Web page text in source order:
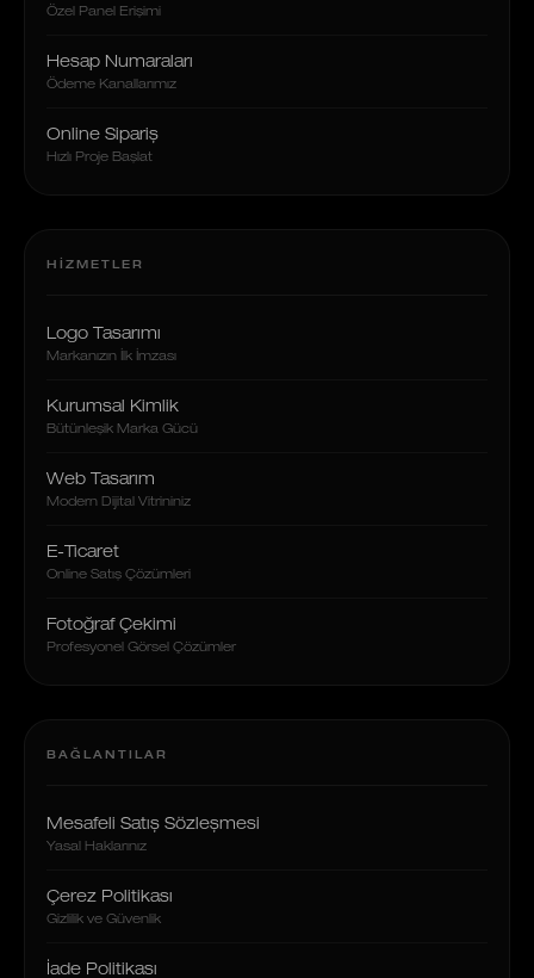
Özel Panel Erişimi
Hesap Numaraları
Ödeme Kanallarımız
Online Sipariş
Hızlı Proje Başlat
HIZMETLER
Logo Tasarımı
Markanızın İlk İmzası
Kurumsal Kimlik
Bütünleşik Marka Gücü
Web Tasarım
Modern Dijital Vitrininiz
E-Ticaret
Online Satış Çözümleri
Fotoğraf Çekimi
Profesyonel Görsel Çözümler
BAĞLANTILAR
Mesafeli Satış Sözleşmesi
Yasal Haklarınız
Çerez Politikası
Gizlilik ve Güvenlik
İade Politikası